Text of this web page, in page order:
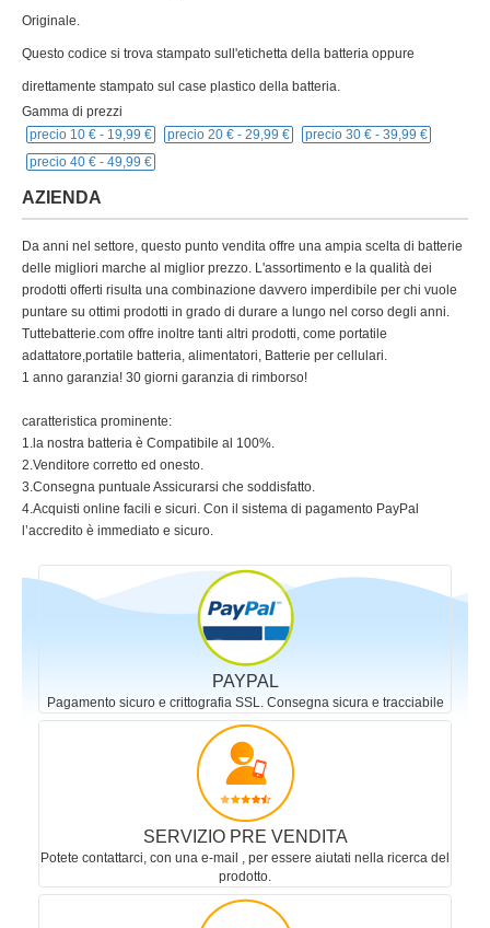
Originale.
Questo codice si trova stampato sull'etichetta della batteria oppure
direttamente stampato sul case plastico della batteria.
Gamma di prezzi
precio 10 € - 19,99 € precio 20 € - 29,99 € precio 30 € - 39,99 €
precio 40 € - 49,99 €
AZIENDA
Da anni nel settore, questo punto vendita offre una ampia scelta di batterie
delle migliori marche al miglior prezzo. L'assortimento e la qualità dei
prodotti offerti risulta una combinazione davvero imperdibile per chi vuole
puntare su ottimi prodotti in grado di durare a lungo nel corso degli anni.
Tuttebatterie.com offre inoltre tanti altri prodotti, come portatile
adattatore,portatile batteria, alimentatori, Batterie per cellulari.
1 anno garanzia! 30 giorni garanzia di rimborso!
caratteristica prominente:
1.la nostra batteria è Compatibile al 100%.
2.Venditore corretto ed onesto.
3.Consegna puntuale Assicurarsi che soddisfatto.
4.Acquisti online facili e sicuri. Con il sistema di pagamento PayPal
l’accredito è immediato e sicuro.
PAYPAL
Pagamento sicuro e crittografia SSL. Consegna sicura e tracciabile
SERVIZIO PRE VENDITA
Potete contattarci, con una e-mail , per essere aiutati nella ricerca del
prodotto.